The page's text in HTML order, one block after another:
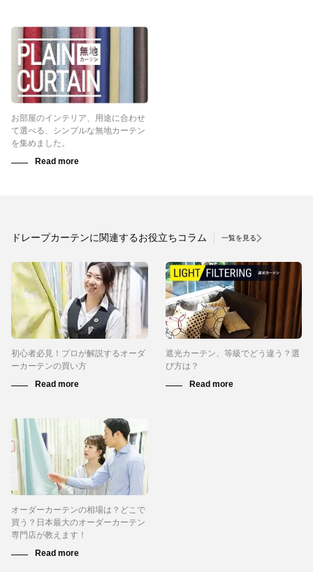
お部屋のインテリア、用途に合わせ
て選べる、シンプルな無地カーテン
を集めました。
ドレープカーテンに関連するお役立ちコラム 一覧を見る
初心者必見！プロが解説するオーダ
ーカーテンの買い方
遮光カーテン、等級でどう違う？選
び方は？
オーダーカーテンの相場は？どこで
買う？日本最大のオーダーカーテン
専門店が教えます！